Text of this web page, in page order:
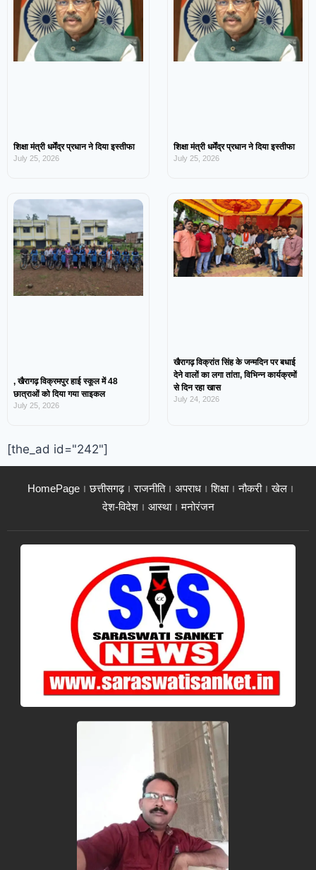
शिक्षा मंत्री धर्मेंद्र प्रधान ने दिया इस्तीफा
July 25, 2026
शिक्षा मंत्री धर्मेंद्र प्रधान ने दिया इस्तीफा
July 25, 2026
, खैरागढ़ विक्रमपुर हाई स्कूल में 48
छात्राओं को दिया गया साइकल
July 25, 2026
खैरागढ़ विक्रांत सिंह के जन्मदिन पर बधाई
देने वालों का लगा तांता, विभिन्न कार्यक्रमों
से दिन रहा खास
July 24, 2026
[the_ad id="242"]
HomePage छत्तीसगढ़ राजनीति अपराध शिक्षा नौकरी
खेल
देश-विदेश
आस्था मनोरंजन